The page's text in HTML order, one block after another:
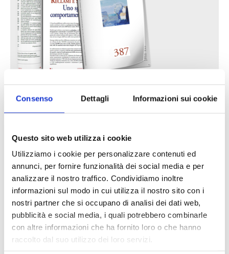
Consenso Dettagli Informazioni sui cookie
Questo sito web utilizza i cookie
Utilizziamo i cookie per personalizzare contenuti ed
annunci, per fornire funzionalità dei social media e per
analizzare il nostro traffico. Condividiamo inoltre
informazioni sul modo in cui utilizza il nostro sito con i
nostri partner che si occupano di analisi dei dati web,
pubblicità e social media, i quali potrebbero combinarle
con altre informazioni che ha fornito loro o che hanno
raccolto dal suo utilizzo dei loro servizi.
Reclami e sanzioni 2025
30 Giugno 2026
LA GESTIONE DELLA REPUTAZIONE.
RECENSIONI E CRISI DIGITALI
30 Giugno 2026
Il “Modulo CAI” diventa digitale
30 Giugno 2026
PREMI 2025. I TOP TEN